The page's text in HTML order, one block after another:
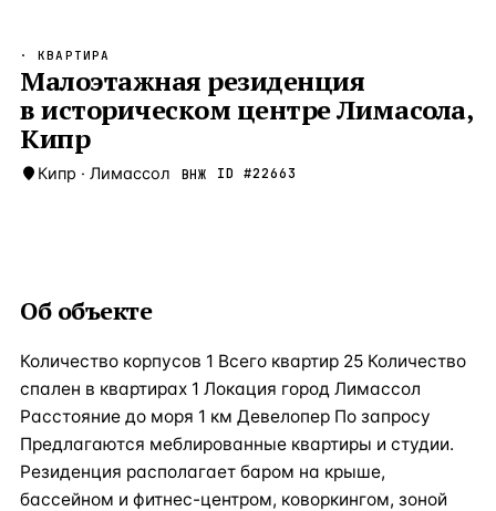
Новороссийск — Локация
Стамбул —Локация Турция · 2
Анталия
· КВАРТИРА
Малоэтажная резиденция
в историческом центре Лимасола,
Кипр
Кипр · Лимассол ВНЖ ID #22663
Об объекте
Количество корпусов 1 Всего квартир 25 Количество
спален в квартирах 1 Локация город Лимассол
Расстояние до моря 1 км Девелопер По запросу
Предлагаются меблированные квартиры и студии.
Резиденция располагает баром на крыше,
бассейном и фитнес-центром, коворкингом, зоной